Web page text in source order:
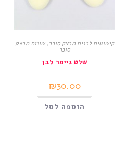
קישוטים לבנים מבצק סוכר,שונות מבצק
סוכר
שלט גיימר לבן
₪30.00
הוספה לסל